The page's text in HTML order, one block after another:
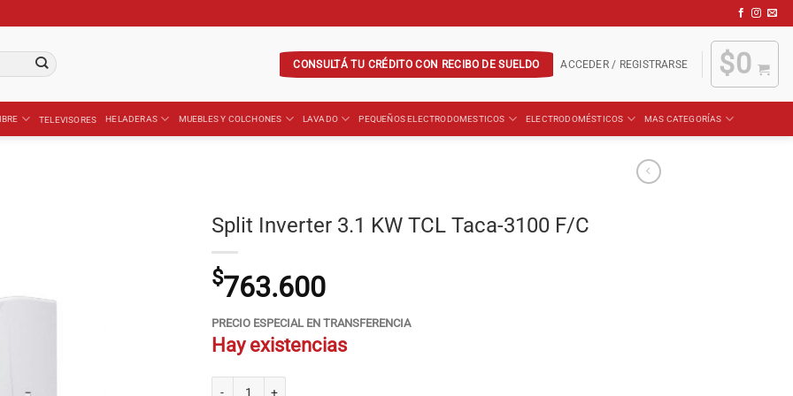
CONSULTÁ TU CRÉDITO CON RECIBO DE SUELDO ACCEDER / REGISTRARSE $0
TELEVISORES HELADERAS MUEBLES Y COLCHONES LAVADO PEQUEÑOS ELECTRODOMESTICOS ELECTRODOMÉSTICOS MAS CATEGORÍAS
Split Inverter 3.1 KW TCL Taca-3100 F/C
$763.600
PRECIO ESPECIAL EN TRANSFERENCIA
Hay existencias